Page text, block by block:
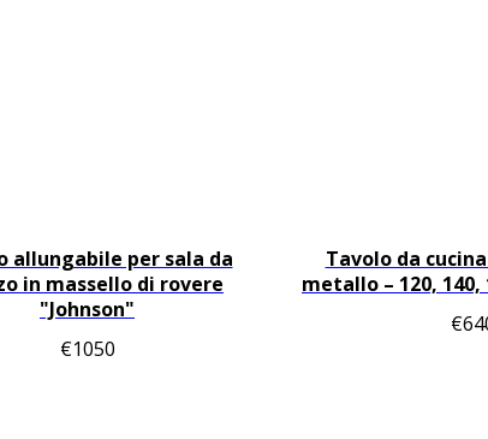
allungabile per sala da
in massello di rovere
"Johnson"
€1050
Tavolo da
metallo – 120,
€